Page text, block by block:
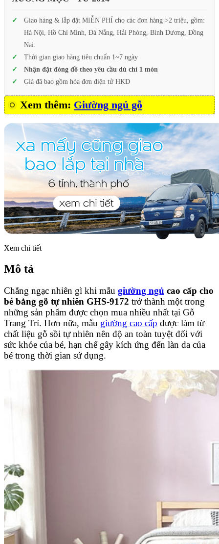
Giao hàng & lắp đặt MIỄN PHÍ cho các đơn hàng >2 triệu, gồm:
Hà Nội, Hồ Chí Minh, Đà Nẵng, Hải Phòng, Bình Dương, Đồng
Nai.
Thời gian giao hàng tiêu chuẩn 1~7 ngày
Nhận đặt đóng đồ theo yêu cầu dù chỉ 1 món
Giá đã bao gồm hóa đơn điện tử HKD
Xem thêm: Giường ngủ gỗ
Xem chi tiết
Mô tả
Chẳng ngạc nhiên gì khi mẫu giường ngủ cao cấp cho
bé bằng gỗ tự nhiên GHS-9172 trở thành một trong
những sản phẩm được chọn mua nhiều nhất tại Gỗ
Trang Trí. Hơn nữa, mẫu giường cao cấp được làm từ
chất liệu gỗ sồi tự nhiên nên độ an toàn tuyệt đối với
sức khỏe của bé, hạn chế gây kích ứng đến làn da của
bé trong thời gian sử dụng.